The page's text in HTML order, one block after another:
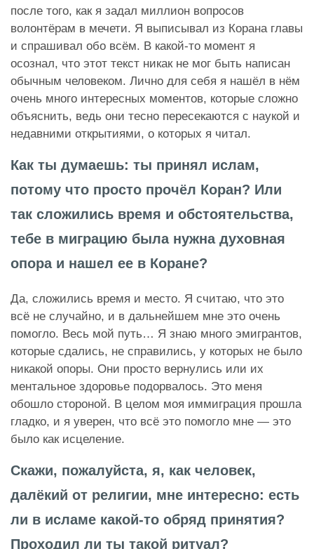
после того, как я задал миллион вопросов
волонтёрам в мечети. Я выписывал из Корана главы
и спрашивал обо всём. В какой‑то момент я
осознал, что этот текст никак не мог быть написан
обычным человеком. Лично для себя я нашёл в нём
очень много интересных моментов, которые сложно
объяснить, ведь они тесно пересекаются с наукой и
недавними открытиями, о которых я читал.
Как ты думаешь: ты принял ислам,
потому что просто прочёл Коран? Или
так сложились время и обстоятельства,
тебе в миграцию была нужна духовная
опора и нашел ее в Коране?
Да, сложились время и место. Я считаю, что это
всё не случайно, и в дальнейшем мне это очень
помогло. Весь мой путь… Я знаю много эмигрантов,
которые сдались, не справились, у которых не было
никакой опоры. Они просто вернулись или их
ментальное здоровье подорвалось. Это меня
обошло стороной. В целом моя иммиграция прошла
гладко, и я уверен, что всё это помогло мне — это
было как исцеление.
Скажи, пожалуйста, я, как человек,
далёкий от религии, мне интересно: есть
ли в исламе какой‑то обряд принятия?
Проходил ли ты такой ритуал?